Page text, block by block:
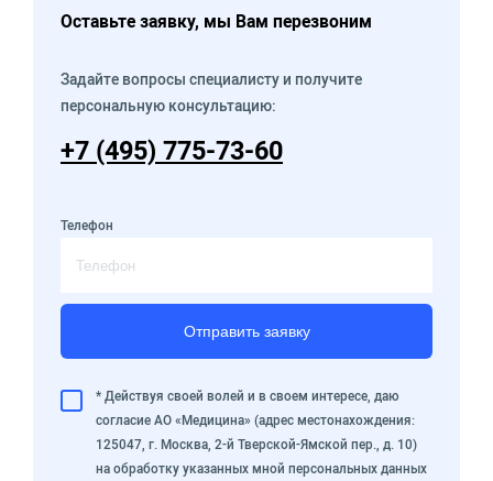
Оставьте заявку, мы Вам перезвоним
Задайте вопросы специалисту и получите
персональную консультацию:
+7 (495) 775-73-60
Телефон
Отправить заявку
* Действуя своей волей и в своем интересе, даю
согласие АО «Медицина» (адрес местонахождения:
125047, г. Москва, 2-й Тверской-Ямской пер., д. 10)
на обработку указанных мной персональных данных